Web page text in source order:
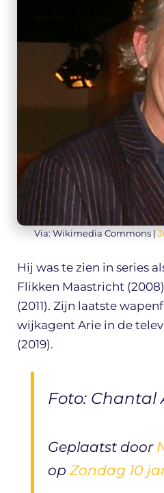
Via: Wikimedia Commons |
Hij was te zien in series
Flikken Maastricht
(2011). Zijn laatste
wijkagent Arie in de
(2019).
Foto: Chantal
Geplaatst door
op Zondag 10